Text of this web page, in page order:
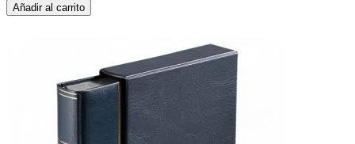
Añadir al carrito